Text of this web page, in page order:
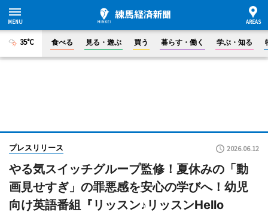
35°C 食べる 見る・遊ぶ 買う 暮らす・働く 学ぶ・知る
プレスリリース 2026.06.12
やる気スイッチグループ監修！夏休みの「動
画見せすぎ」の罪悪感を安心の学びへ！幼児
向け英語番組『リッスン♪リッスンHello